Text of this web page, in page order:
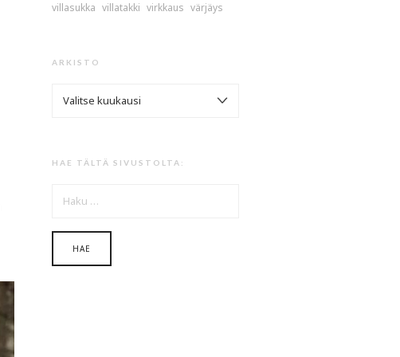
villasukka villatakki virkkaus värjäys
ARKISTO
HAE TÄLTÄ SIVUSTOLTA: